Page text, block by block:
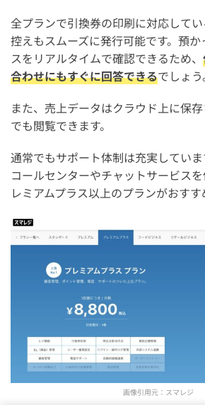
全プランで引換券の印刷に対応して
控えもスムーズに発行可能です。預
スをリアルタイムで確認できるため、
合わせにもすぐに回答できるでしょう
また、売上データはクラウド上に保
でも閲覧できます。
通常でもサポート体制は充実してい
コールセンターやチャットサービス
レミアムプラス以上のプランがおすす
画像引用元： スマレジ